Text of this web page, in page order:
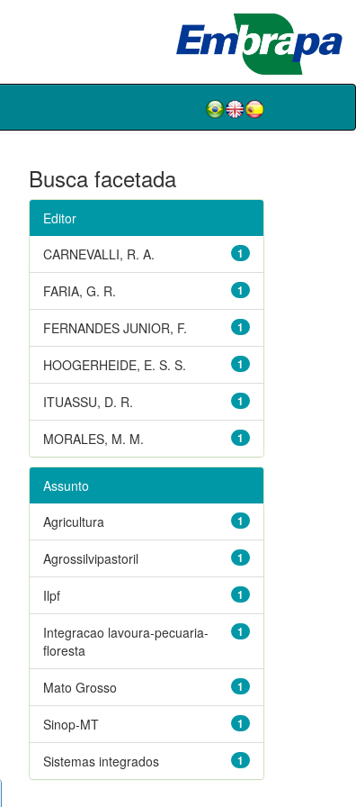
Busca facetada
Editor
1
CARNEVALLI, R. A.
1
FARIA, G. R.
1
FERNANDES JUNIOR, F.
1
HOOGERHEIDE, E. S. S.
1
ITUASSU, D. R.
1
MORALES, M. M.
Assunto
1
Agricultura
1
Agrossilvipastoril
1
Ilpf
1
Integracao lavoura-pecuaria-
floresta
1
Mato Grosso
1
Sinop-MT
1
Sistemas integrados